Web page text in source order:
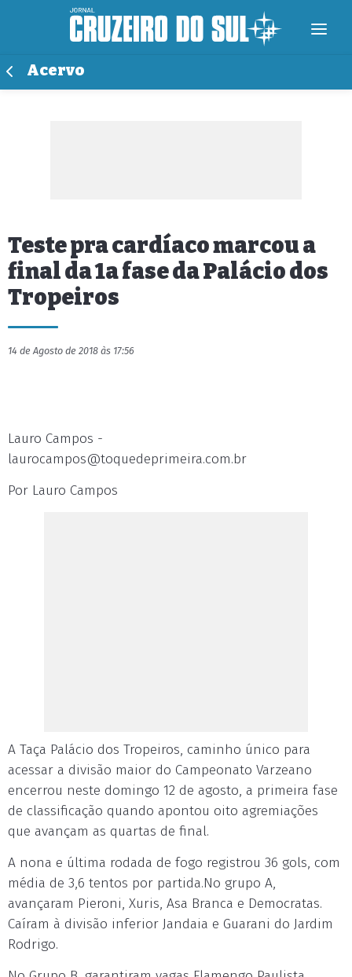
Acervo
Teste pra cardíaco marcou a
final da 1a fase da Palácio dos
Tropeiros
14 de Agosto de 2018 às 17:56
Lauro Campos -
laurocampos@toquedeprimeira.com.br
Por Lauro Campos
A Taça Palácio dos Tropeiros, caminho único para
acessar a divisão maior do Campeonato Varzeano
encerrou neste domingo 12 de agosto, a primeira fase
de classificação quando apontou oito agremiações
que avançam as quartas de final.
A nona e última rodada de fogo registrou 36 gols, com
média de 3,6 tentos por partida.No grupo A,
avançaram Pieroni, Xuris, Asa Branca e Democratas.
Caíram à divisão inferior Jandaia e Guarani do Jardim
Rodrigo.